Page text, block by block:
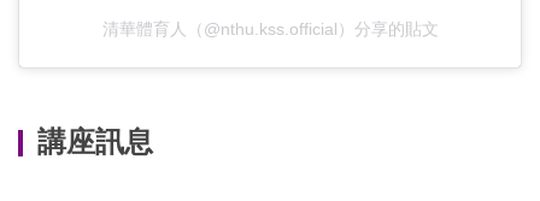
清華體育人（@nthu.kss.official）分享的貼文
講座訊息